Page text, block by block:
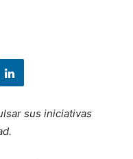
sus iniciativas